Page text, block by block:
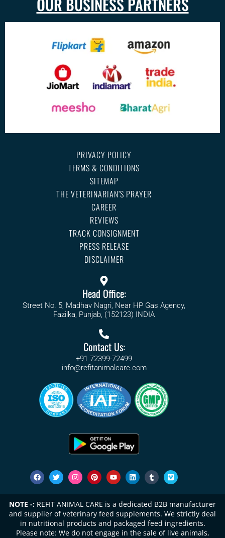
PRIVACY POLICY
TERMS & CONDITIONS
SITEMAP
THE VETERINARIAN’S PRAYER
CAREER
REVIEWS
TRACK CONSIGNMENT
PRESS RELEASE
DISCLAIMER
Head Office:
Street No. 5, Madhav Nagri, Near HP Gas Agency,
Fazilka, Punjab, (152123) INDIA
Contact Us:
+91 72399-72499
info@refitanimalcare.com
NOTE -: REFIT ANIMAL CARE is a dedicated B2B manufacturer
and supplier of veterinary feed supplements. We strictly deal
in nutritional products and packaged feed ingredients.
Please note: We do not engage in the sale of live animals,